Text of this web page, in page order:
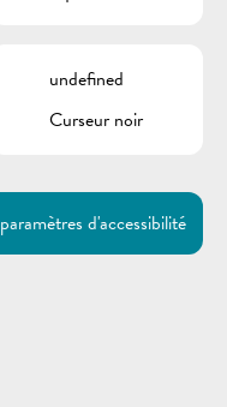
pour
contacts, des
undefined
Curseur noir
d'accessibilité